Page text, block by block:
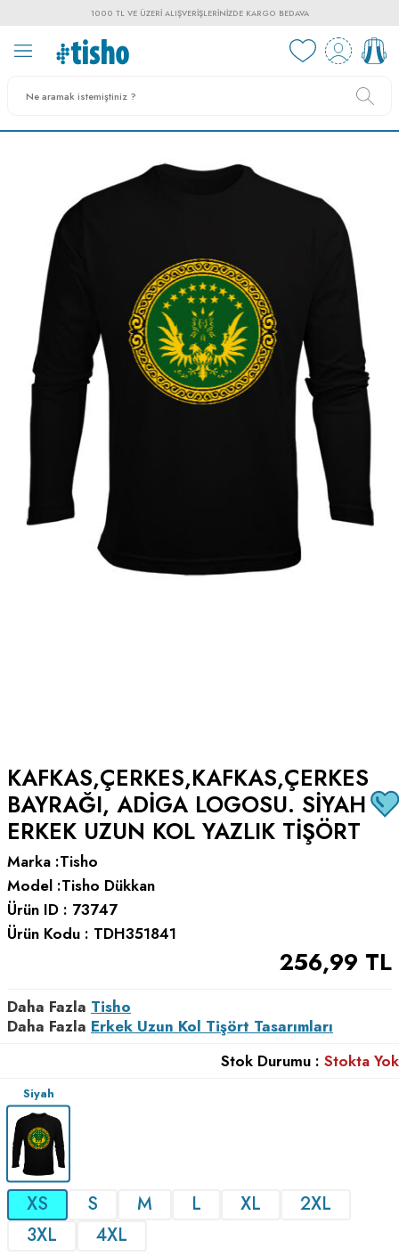
1000 TL VE ÜZERI ALIŞVERIŞLERINIZDE KARGO BEDAVA
KAFKAS,ÇERKES,KAFKAS,ÇERKES
BAYRAĞI, ADIGA LOGOSU. SIYAH
ERKEK UZUN KOL YAZLIK TIŞÖRT
Marka :Tisho
Model :Tisho Dükkan
Ürün ID : 73747
Ürün Kodu : TDH351841
256,99 TL
Daha Fazla Tisho
Daha Fazla Erkek Uzun Kol Tişört Tasarımları
Stok Durumu : Stokta Yok
Siyah
XS S M L XL
2XL
3XL
4XL